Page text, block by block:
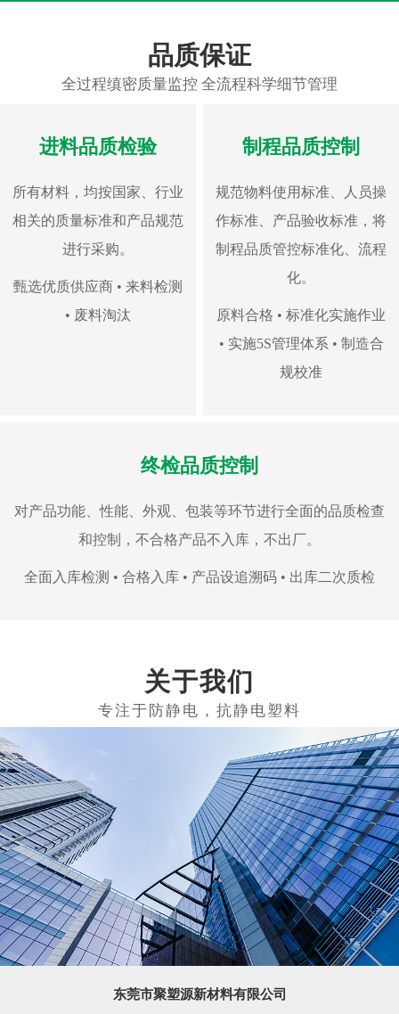
品质保证
全过程缜密质量监控 全流程科学细节管理
进料品质检验
所有材料，均按国家、行业
相关的质量标准和产品规范
进行采购。
甄选优质供应商 • 来料检测
• 废料淘汰
制程品质控制
规范物料使用标准、人员操
作标准、产品验收标准，将
制程品质管控标准化、流程
化。
原料合格 • 标准化实施作业
• 实施5S管理体系 • 制造合
规校准
终检品质控制
对产品功能、性能、外观、包装等环节进行全面的品质检查
和控制，不合格产品不入库，不出厂。
全面入库检测 • 合格入库 • 产品设追溯码 • 出库二次质检
关于我们
东莞市聚塑源新材料有限公司